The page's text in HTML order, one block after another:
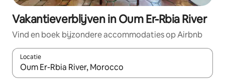
Vakantieverblijven in Oum Er-Rbia River
Vind en boek bijzondere accommodaties op Airbnb
Locatie
Wanneer er resultaten beschikbaar zijn, maak je een keuze